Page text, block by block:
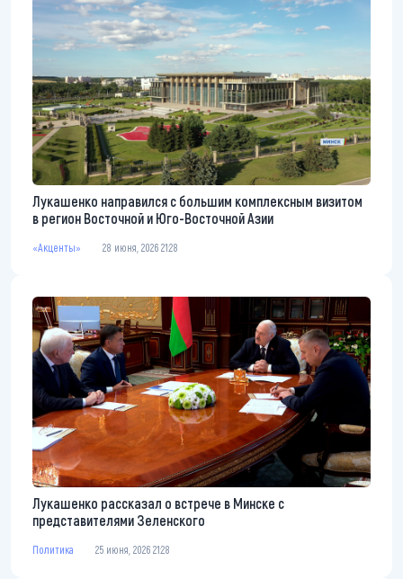
Лукашенко направился с большим комплексным визитом
в регион Восточной и Юго-Восточной Азии
«Акценты» 28 июня, 2026 21:28
Лукашенко рассказал о встрече в Минске с
представителями Зеленского
Политика 25 июня, 2026 21:28